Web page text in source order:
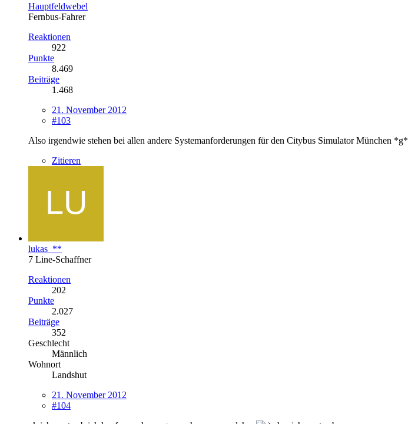
Hauptfeldwebel
Fernbus-Fahrer
Reaktionen
922
Punkte
8.469
Beiträge
1.468
21. November 2012
#103
Also irgendwie stehen bei allen andere Systemanforderungen für den Citybus Simulator München *g*
Zitieren
lukas_**
7 Line-Schaffner
Reaktionen
202
Punkte
2.027
Beiträge
352
Geschlecht
Männlich
Wohnort
Landshut
21. November 2012
#104